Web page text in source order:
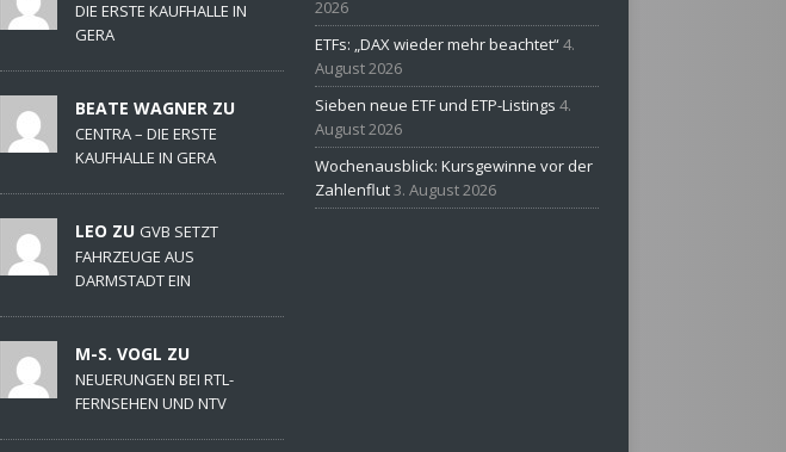
DIE ERSTE KAUFHALLE IN
GERA
BEATE WAGNER ZU
CENTRA – DIE ERSTE
KAUFHALLE IN GERA
LEO ZU GVB SETZT
FAHRZEUGE AUS
DARMSTADT EIN
M-S. VOGL ZU
NEUERUNGEN BEI RTL-
FERNSEHEN UND NTV
2026
ETFs: „DAX wieder mehr beachtet“4.
August 2026
Sieben neue ETF und ETP-Listings 4.
August 2026
Wochenausblick: Kursgewinne vor der
Zahlenflut3. August 2026